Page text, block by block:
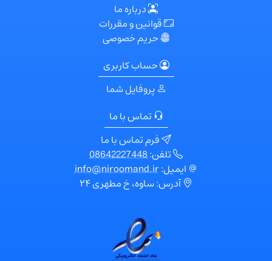
درباره ما
قوانین و مقررات
حریم خصوصی
حساب کاربری
پروفایل شما
تماس با ما
فرم تماس با ما
تلفن:08642227448
ایمیل:info@niroomand.ir
آدرس: ساوه، خ مطهری ۲۴